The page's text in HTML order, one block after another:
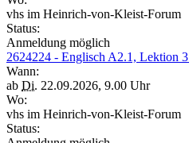
vhs im Heinrich-von-Kleist-Forum
Status:
Anmeldung möglich
2624224 - Englisch A2.1, Lektion 3
Wann:
ab Di. 22.09.2026, 9.00 Uhr
Wo:
vhs im Heinrich-von-Kleist-Forum
Status: